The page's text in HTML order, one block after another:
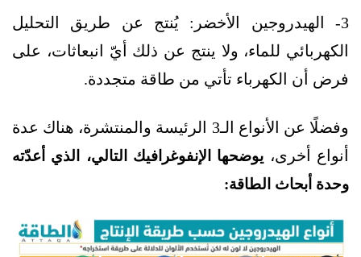
3- الهيدروجين الأخضر: يُنتج عن طريق التحليل
الكهربائي للماء، ولا ينتج عن ذلك أيّ انبعاثات، على
فرض أن الكهرباء تأتي من طاقة متجددة.
وفضلًا عن الأنواع الـ3 الرئيسة والمنتشرة، هناك عدة
أنواع أخرى، يوضحها الإنفوغرافيك التالي، الذي أعدّته
وحدة أبحاث الطاقة: